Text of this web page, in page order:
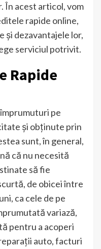
În acest articol, vom
rapide online,
și dezavantajele lor,
serviciul potrivit.
Rapide
pe
și obținute prin
sunt, în general,
că nu necesită
să fie
de obicei între
ca cele de pe
variază,
pentru a acoperi
auto, facturi